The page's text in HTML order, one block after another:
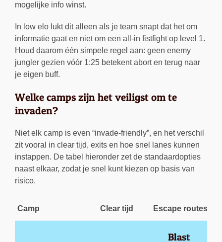
mogelijke info winst.
In low elo lukt dit alleen als je team snapt dat het om
informatie gaat en niet om een all-in fistfight op level 1.
Houd daarom één simpele regel aan: geen enemy
jungler gezien vóór 1:25 betekent abort en terug naar
je eigen buff.
Welke camps zijn het veiligst om te
invaden?
Niet elk camp is even “invade-friendly”, en het verschil
zit vooral in clear tijd, exits en hoe snel lanes kunnen
instappen. De tabel hieronder zet de standaardopties
naast elkaar, zodat je snel kunt kiezen op basis van
risico.
Camp Clear tijd Escape routes
Blast